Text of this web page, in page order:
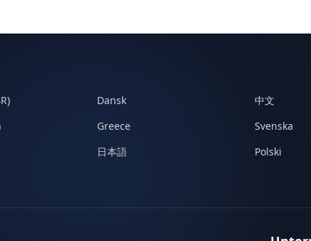
Dansk 中文
Greece Svenska
日本語 Polski